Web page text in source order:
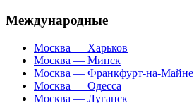
Международные
Москва — Харьков
Москва — Минск
Москва — Франкфурт-на-Майне
Москва — Одесса
Москва — Луганск